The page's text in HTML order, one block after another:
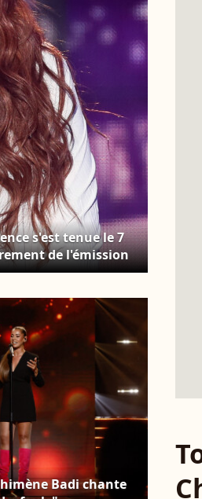
s'est tenue le 7
de l'émission
jeux" sur le parvis
/ Bestimage
Badi chante